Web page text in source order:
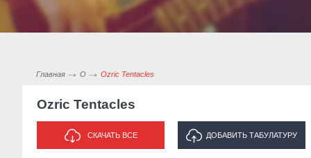
Главная O Ozric Tentacles
Ozric Tentacles
СКАЧАТЬ ВСЕ ДОБАВИТЬ ТАБУЛАТУРУ